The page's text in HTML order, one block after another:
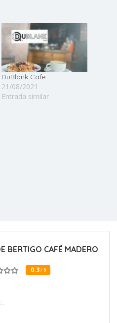
DuBlank Cafe
21/08/2021
Entrada similar
BERTIGO CAFÉ MADERO
0.3/ 5